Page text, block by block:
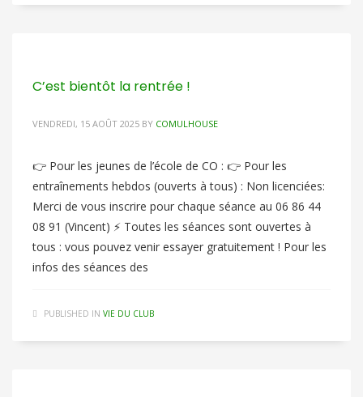
C’est bientôt la rentrée !
VENDREDI, 15 AOÛT 2025 BY COMULHOUSE
👉 Pour les jeunes de l’école de CO : 👉 Pour les
entraînements hebdos (ouverts à tous) : Non licenciées:
Merci de vous inscrire pour chaque séance au 06 86 44
08 91 (Vincent) ⚡️ Toutes les séances sont ouvertes à
tous : vous pouvez venir essayer gratuitement ! Pour les
infos des séances des
PUBLISHED IN VIE DU CLUB